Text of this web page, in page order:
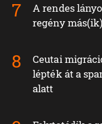
A rendes
regény
Ceutai
lépték át a
alatt